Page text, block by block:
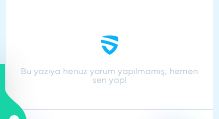
Bu yazıya henüz yorum yapılmamış, hemen
sen yap!